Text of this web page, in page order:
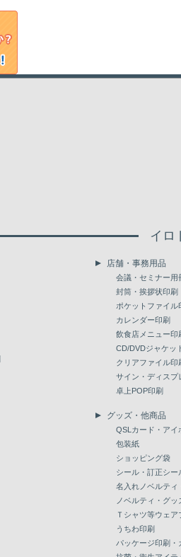
イロ
店舗・事務用品
会議・セミナー用
封筒・挨拶状印刷
ポケットファイル
カレンダー印刷
飲食店メニュー印
CD/DVDジャケッ
クリアファイル印
サイン・ディスプ
卓上POP印刷
グッズ・他商品
QSLカード・アイ
包装紙
ショッピング袋
シール・訂正シー
名入れノベルティ
ノベルティ・グッ
Ｔシャツ等ウェア
うちわ印刷
パッケージ印刷・